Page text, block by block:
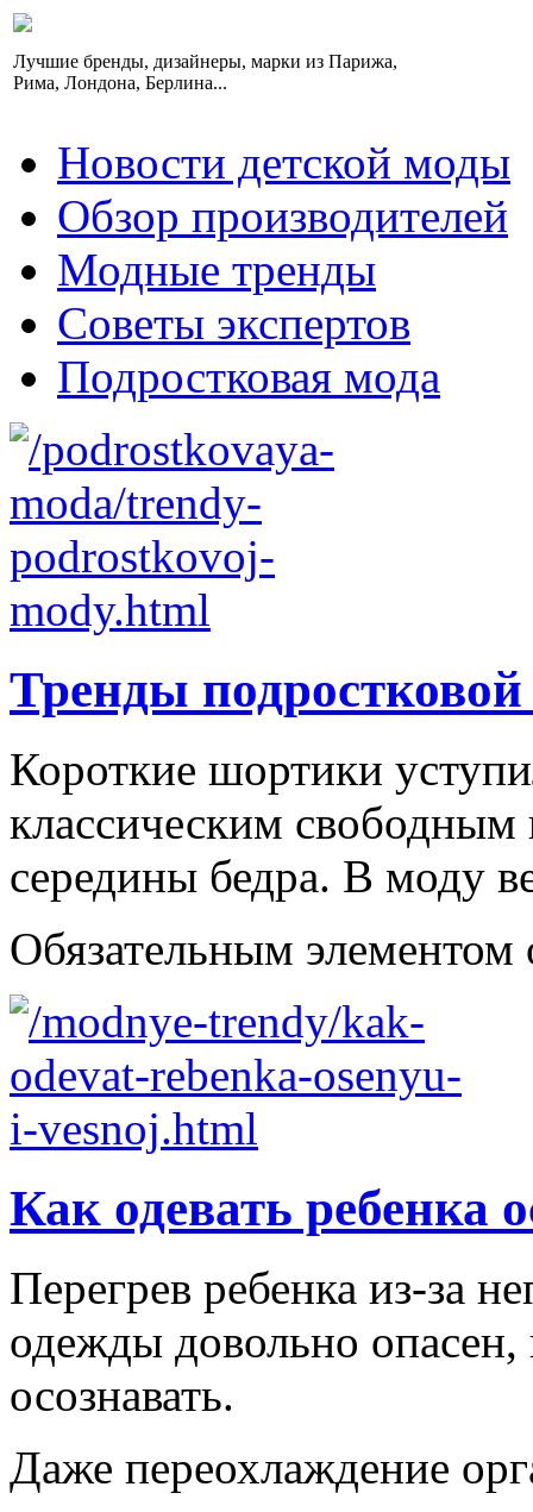
Лучшие бренды, дизайнеры, марки из Парижа,
Рима, Лондона, Берлина...
Новости детской моды
Обзор производителей
Модные тренды
Советы экспертов
Подростковая мода
Тренды
Короткие шортики
классическим
середины бедра. В моду
Обязательным элементом
Как одевать ребенка
Перегрев ребенка из-за
одежды довольно
осознавать.
Даже переохлаждение